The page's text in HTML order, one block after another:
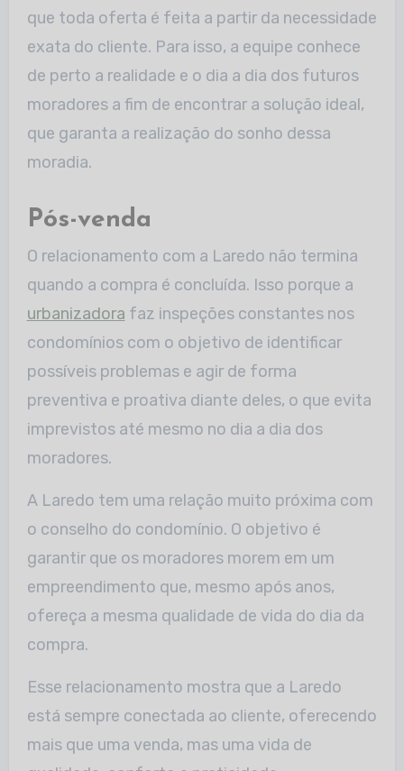
que toda oferta é feita a partir da necessidade
exata do cliente. Para isso, a equipe conhece
de perto a realidade e o dia a dia dos futuros
moradores a fim de encontrar a solução ideal,
que garanta a realização do sonho dessa
moradia.
Pós-venda
O relacionamento com a Laredo não termina
quando a compra é concluída. Isso porque a
urbanizadora faz inspeções constantes nos
condomínios com o objetivo de identificar
possíveis problemas e agir de forma
preventiva e proativa diante deles, o que evita
imprevistos até mesmo no dia a dia dos
moradores.
A Laredo tem uma relação muito próxima com
o conselho do condomínio. O objetivo é
garantir que os moradores morem em um
empreendimento que, mesmo após anos,
ofereça a mesma qualidade de vida do dia da
compra.
Esse relacionamento mostra que a Laredo
está sempre conectada ao cliente, oferecendo
mais que uma venda, mas uma vida de